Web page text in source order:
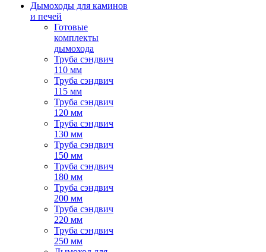
Дымоходы для каминов
и печей
Готовые
комплекты
дымохода
Труба сэндвич
110 мм
Труба сэндвич
115 мм
Труба сэндвич
120 мм
Труба сэндвич
130 мм
Труба сэндвич
150 мм
Труба сэндвич
180 мм
Труба сэндвич
200 мм
Труба сэндвич
220 мм
Труба сэндвич
250 мм